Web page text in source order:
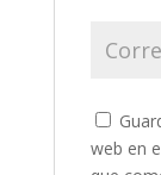
web en